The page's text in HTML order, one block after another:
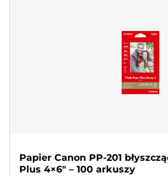
Papier Canon PP-201
Plus 4×6" – 100 arkuszy